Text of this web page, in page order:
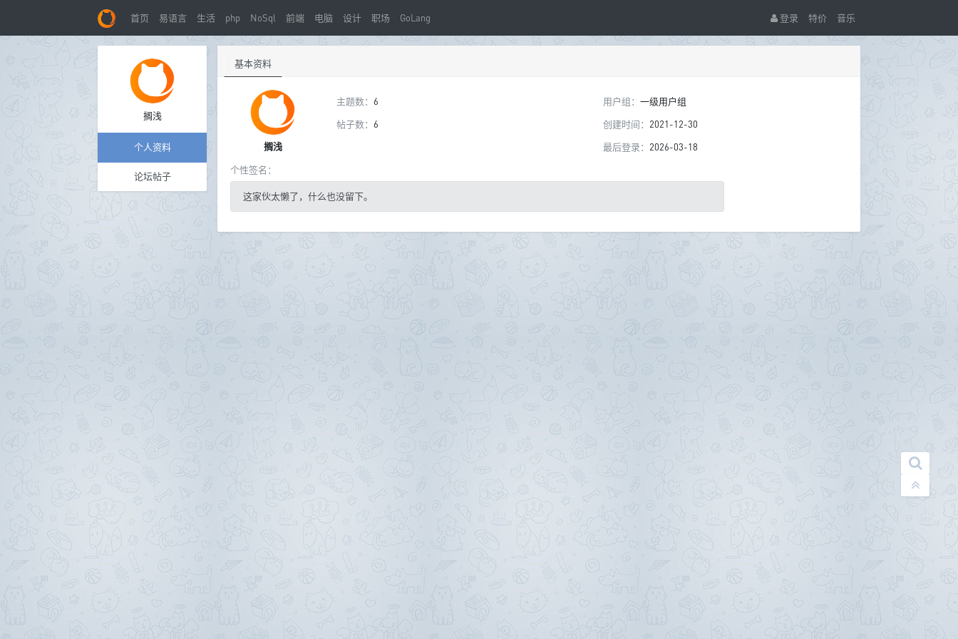
首页 易语言 生活 php NoSql 前端 电脑 设计 职场 GoLang 登录 特价 音乐
搁浅
个人资料
论坛帖子
基本资料
搁浅
主题数： 6
帖子数： 6
用户组： 一级用户组
创建时间： 2021-12-30
最后登录： 2026-03-18
个性签名：
这家伙太懒了，什么也没留下。